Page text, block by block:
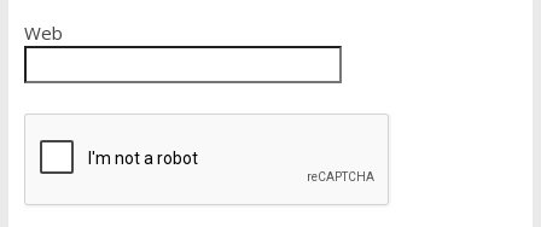
Web